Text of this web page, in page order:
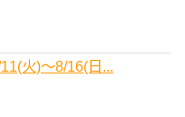
火)～8/16(日...